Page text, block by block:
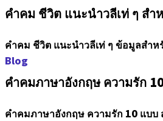
คำคม ชีวิต แนะนำวลีเท่ ๆ สำ
คำคม ชีวิต แนะนำวลีเท่ ๆ ข้อมูลสำห
Blog
คําคมภาษาอังกฤษ ความรัก
คําคมภาษาอังกฤษ ความรัก 10 แบบ